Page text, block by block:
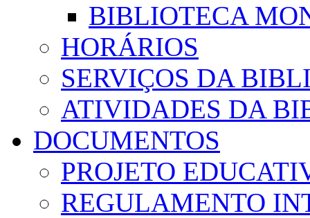
BIBLIOTECA
HORÁRIOS
SERVIÇOS DA
ATIVIDADES DA
DOCUMENTOS
PROJETO
REGULAMENTO